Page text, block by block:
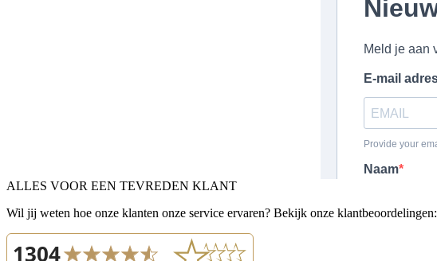
ALLES VOOR EEN TEVREDEN KLANT
Wil jij weten hoe onze klanten onze service ervaren? Bekijk onze klantbeoordelingen: